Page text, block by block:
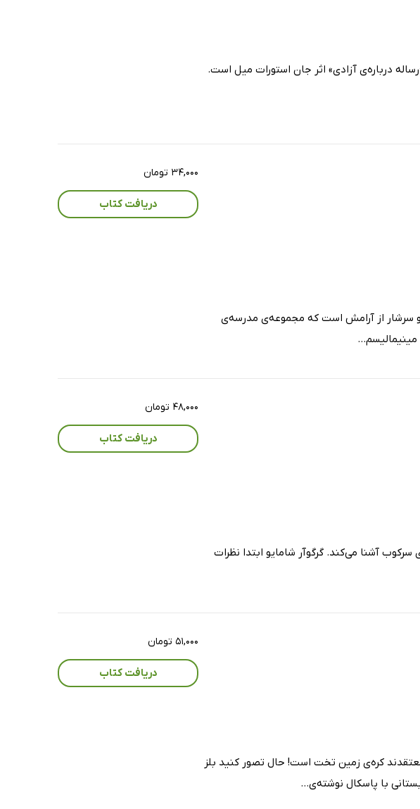
درباره‌ی آزادی» اثر جان استورات میل است.
و سرشار از آرامش است که مجموعه‌ی مدرسه‌ی
۳۴,۰۰۰ تومان
دریافت کتاب
آشنا می‌کند. گرگوآر شامایو ابتدا نظرات
۴۸,۰۰۰ تومان
دریافت کتاب
کره‌ی زمین تخت است! حال تصور کنید بلز
با پاسکال نوشته‌ی...
۵۱,۰۰۰ تومان
دریافت کتاب